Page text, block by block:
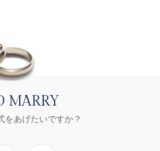
MARRY
をあげたいですか？